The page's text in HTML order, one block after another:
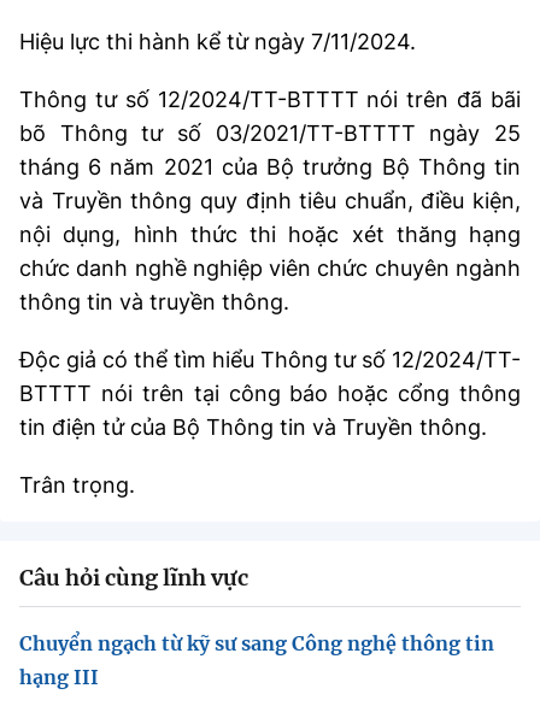
BỘ KHOA HỌC VÀ CÔNG NGHỆ
MINISTRY OF SCIENCE AND TECHNOLOGY
Điều khoản sử dụng Theo dõi MST: Góp ý
Cơ quan chủ quản: Bộ Khoa học và Công nghệ (MST)
Chịu trách nhiệm nội dung: Nguyễn Thị Hải Hằng
Giám đốc Trung tâm Truyền thông Khoa học và Công nghệ.
Liên hệ
Địa chỉ: Ban Biên tập Cổng TTĐT - 18 Nguyễn Du, TP. Hà Nội
Điện thoại: 024 3936 9506
©2026 Bản quyền thuộc Bộ Khoa Học và Công Nghệ
(Ghi rõ nguồn "https://mst.gov.vn" khi phát hành lại thông tin từ
Hiệu lực thi hành kể từ ngày 7/11/2024.
Thông tư số 12/2024/TT-BTTTT nói trên đã bãi
bõ Thông tư số 03/2021/TT-BTTTT ngày 25
tháng 6 năm 2021 của Bộ trưởng Bộ Thông tin
và Truyền thông quy định tiêu chuẩn, điều kiện,
nội dụng, hình thức thi hoặc xét thăng hạng
chức danh nghề nghiệp viên chức chuyên ngành
thông tin và truyền thông.
Độc giả có thể tìm hiểu Thông tư số 12/2024/TT-
BTTTT nói trên tại công báo hoặc cổng thông
tin điện tử của Bộ Thông tin và Truyền thông.
Trân trọng.
Câu hỏi cùng lĩnh vực
Chuyển ngạch từ kỹ sư sang Công nghệ thông tin
hạng III